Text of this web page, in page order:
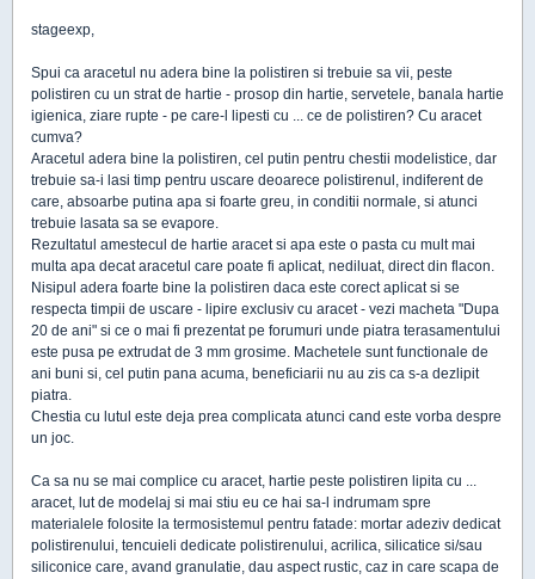
stageexp,
Spui ca aracetul nu adera bine la polistiren si trebuie sa vii, peste
polistiren cu un strat de hartie - prosop din hartie, servetele, banala hartie
igienica, ziare rupte - pe care-l lipesti cu ... ce de polistiren? Cu aracet
cumva?
Aracetul adera bine la polistiren, cel putin pentru chestii modelistice, dar
trebuie sa-i lasi timp pentru uscare deoarece polistirenul, indiferent de
care, absoarbe putina apa si foarte greu, in conditii normale, si atunci
trebuie lasata sa se evapore.
Rezultatul amestecul de hartie aracet si apa este o pasta cu mult mai
multa apa decat aracetul care poate fi aplicat, nediluat, direct din flacon.
Nisipul adera foarte bine la polistiren daca este corect aplicat si se
respecta timpii de uscare - lipire exclusiv cu aracet - vezi macheta "Dupa
20 de ani" si ce o mai fi prezentat pe forumuri unde piatra terasamentului
este pusa pe extrudat de 3 mm grosime. Machetele sunt functionale de
ani buni si, cel putin pana acuma, beneficiarii nu au zis ca s-a dezlipit
piatra.
Chestia cu lutul este deja prea complicata atunci cand este vorba despre
un joc.
Ca sa nu se mai complice cu aracet, hartie peste polistiren lipita cu ...
aracet, lut de modelaj si mai stiu eu ce hai sa-l indrumam spre
materialele folosite la termosistemul pentru fatade: mortar adeziv dedicat
polistirenului, tencuieli dedicate polistirenului, acrilica, silicatice si/sau
siliconice care, avand granulatie, dau aspect rustic, caz in care scapa de